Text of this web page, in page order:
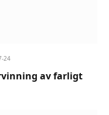
24
av farligt